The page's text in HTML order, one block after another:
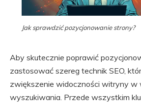
Jak sprawdzić pozycjonowanie strony?
Aby skutecznie poprawić
zastosować szereg technik SEO,
zwiększenie widoczności witryny w
wyszukiwania. Przede wszystkim